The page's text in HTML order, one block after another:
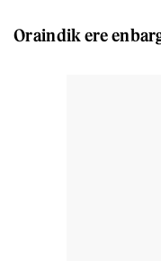
Oraindik ere